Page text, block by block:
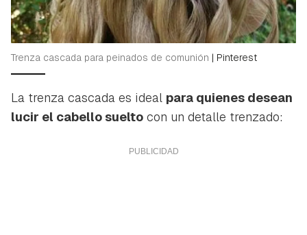
Trenza cascada para peinados de comunión | Pinterest
La trenza cascada es ideal para quienes desean
lucir el cabello suelto con un detalle trenzado: